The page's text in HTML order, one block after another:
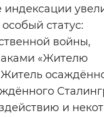
индексации
статус:
войны,
«Жителю
и